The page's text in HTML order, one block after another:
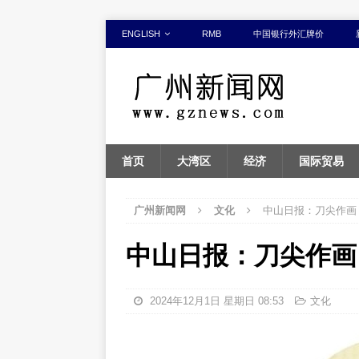
ENGLISH RMB 中国银行外汇牌价
首页 大湾区 经济 国际贸易
广州新闻网 文化 中山日报：刀尖作
中山日报：刀尖作
2024年12月1日 星期日 08:53 文化